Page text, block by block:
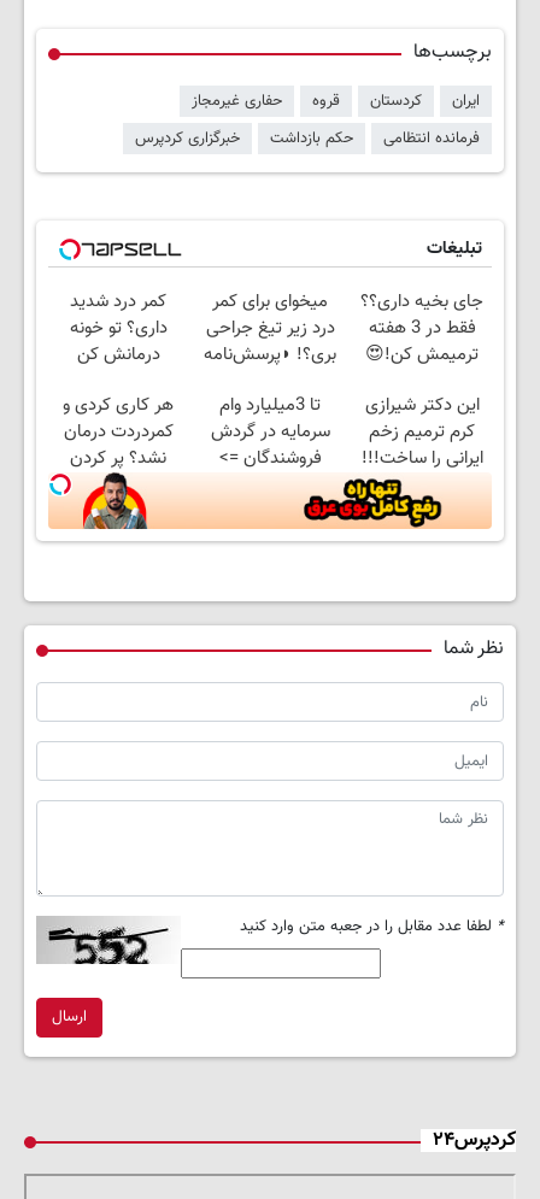
برچسب‌ها
ایران کردستان قروه
حفاری غیرمجاز
فرمانده انتظامی
حکم بازداشت خبرگزاری کردپرس
تبلیغات
جای بخیه داری؟؟
فقط در 3 هفته
ترمیمش کن!😍
میخوای برای کمر
درد زیر تیغ جراحی
بری؟! ◗پرسش‌نامه
کمر درد شدید
داری؟ تو خونه
درمانش کن
پرکن)
این دکتر شیرازی
کرم ترمیم زخم
ایرانی را ساخت!!!
تا 3میلیارد وام
سرمایه در گردش
فروشندگان =>
فروشگاهت رو ثبت
کن
هر کاری کردی و
کمردردت درمان
نشد؟ پر کردن
پرسشنامه و دریافت
راه حل
نظر شما
* لطفا عدد مقابل را در جعبه متن وارد کنید
ارسال
کردپرس۲۴